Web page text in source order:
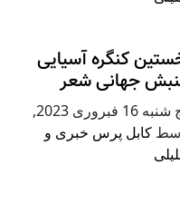
کنگره آسیایی
جهانی شعر
16 فبروری 2023
,
کابل پرس خبری و